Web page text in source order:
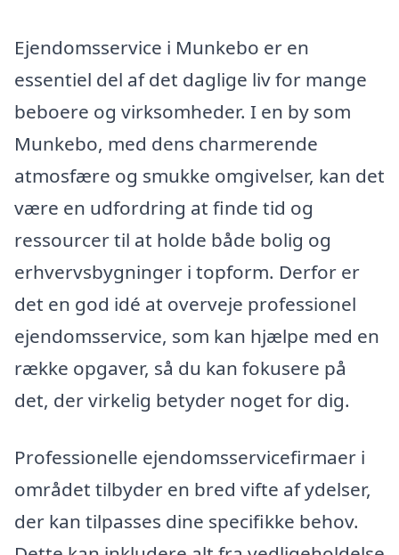
Ejendomsservice i Munkebo er en
essentiel del af det daglige liv for mange
beboere og virksomheder. I en by som
Munkebo, med dens charmerende
atmosfære og smukke omgivelser, kan det
være en udfordring at finde tid og
ressourcer til at holde både bolig og
erhvervsbygninger i topform. Derfor er
det en god idé at overveje professionel
ejendomsservice, som kan hjælpe med en
række opgaver, så du kan fokusere på
det, der virkelig betyder noget for dig.
Professionelle ejendomsservicefirmaer i
området tilbyder en bred vifte af ydelser,
der kan tilpasses dine specifikke behov.